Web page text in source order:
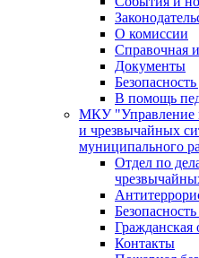
О комиссии
Справочная
Документы
Безопасность
В помощь
МКУ "Управление
и чрезвычайных
муниципального
Отдел по
Гражданская
Контакты